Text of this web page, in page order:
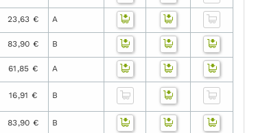
23,63 € A
83,90 € B
61,85 € A
16,91 € B
83,90 € B